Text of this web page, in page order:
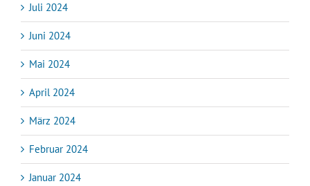
Juli 2024
Juni 2024
Mai 2024
April 2024
März 2024
Februar 2024
Januar 2024